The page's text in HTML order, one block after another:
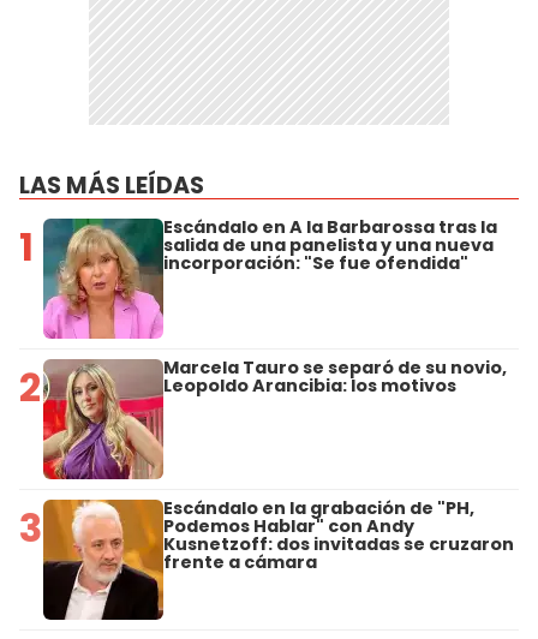
LAS MÁS LEÍDAS
1 Escándalo en A la Barbarossa tras la
salida de una panelista y una nueva
incorporación: "Se fue ofendida"
2 Marcela Tauro se separó de su novio,
Leopoldo Arancibia: los motivos
3 Escándalo en la grabación de "PH,
Podemos Hablar" con Andy
Kusnetzoff: dos invitadas se cruzaron
frente a cámara